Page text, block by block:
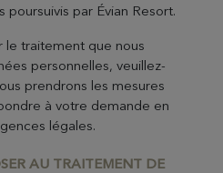
poursuivis par Évian Resort.
le traitement que nous
personnelles, veuillez-
prendrons les mesures
à votre demande en
légales.
AU TRAITEMENT DE